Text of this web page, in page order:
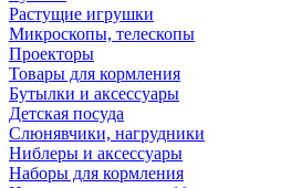
Растущие игрушки
Микроскопы, телескопы
Проекторы
Товары для кормления
Бутылки и аксессуары
Детская посуда
Слюнявчики, нагрудники
Ниблеры и аксессуары
Наборы для кормления